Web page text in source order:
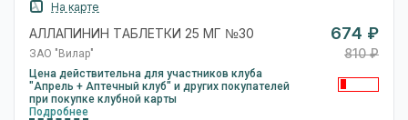
На карте
АЛЛАПИНИН ТАБЛЕТКИ 25 МГ №30
ЗАО "Вилар"
Цена действительна для участников клуба
"Апрель + Аптечный клуб" и других покупателей
при покупке клубной карты
Подробнее
674 ₽
810 ₽